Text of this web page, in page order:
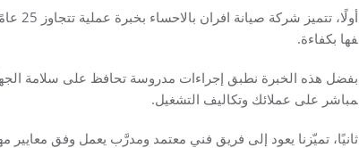
أولًا،
فها بكفاءة.
بفضل هذه الخبرة نطبق إجراءات مدروسة تحافظ على سلامة
مباشر على عملائك وتكاليف التشغيل.
ثانيًا، تميّزنا يعود إلى فريق فني معتمد ومدرَّب يعمل وفق